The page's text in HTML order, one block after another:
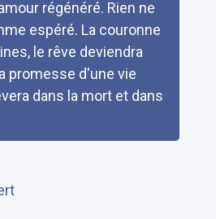
régénéré. Rien ne
espéré. La couronne
le rêve deviendra
promesse d'une vie
dans la mort et dans